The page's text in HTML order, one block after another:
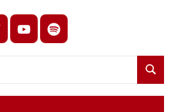
youtubespotify
Buscar